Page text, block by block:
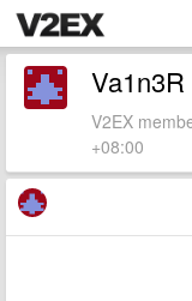
Va1n3R
V2EX
+08:00